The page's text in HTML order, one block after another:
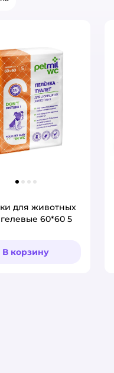
для животных
60*60 5
В корзину